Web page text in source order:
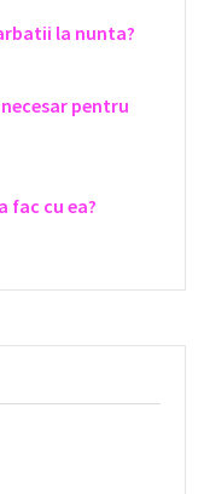
la nunta?
pentru
fac cu ea?